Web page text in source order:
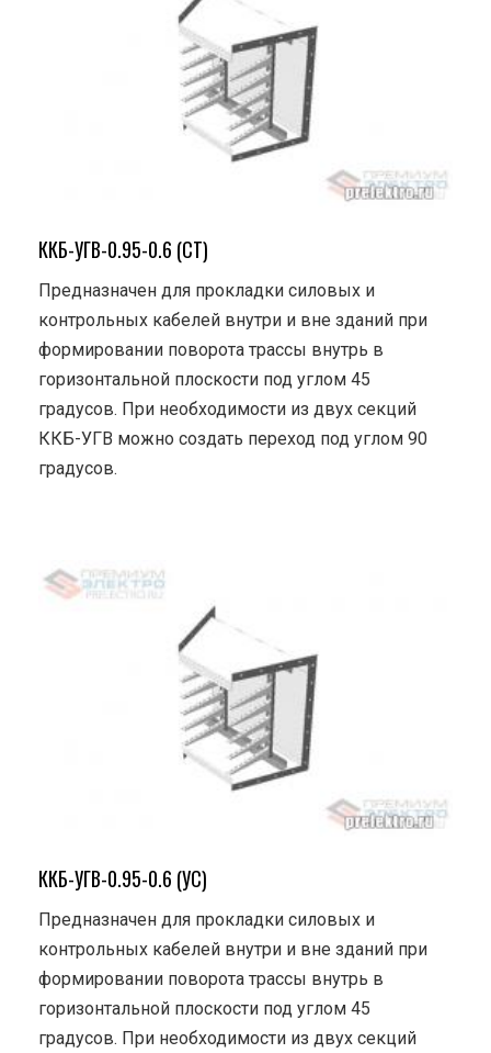
ККБ-УГВ-0.95-0.6 (СТ)
Предназначен для прокладки силовых и
контрольных кабелей внутри и вне зданий при
формировании поворота трассы внутрь в
горизонтальной плоскости под углом 45
градусов. При необходимости из двух секций
ККБ-УГВ можно создать переход под углом 90
градусов.
ККБ-УГВ-0.95-0.6 (УС)
Предназначен для прокладки силовых и
контрольных кабелей внутри и вне зданий при
формировании поворота трассы внутрь в
горизонтальной плоскости под углом 45
градусов. При необходимости из двух секций